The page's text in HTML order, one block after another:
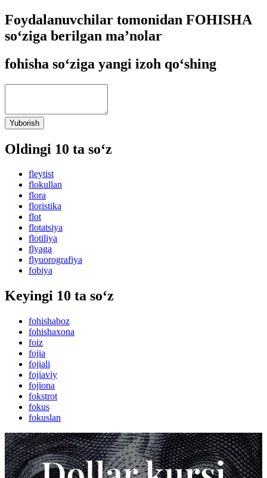
Foydalanuvchilar tomonidan FOHISHA
so‘ziga berilgan ma’nolar
fohisha so‘ziga yangi izoh qo‘shing
Yuborish
Oldingi 10 ta so‘z
fleytist
flokullan
flora
floristika
flot
flotatsiya
flotiliya
flyaga
flyuorografiya
fobiya
Keyingi 10 ta so‘z
fohishaboz
fohishaxona
foiz
fojia
fojiali
fojiaviy
fojiona
fokstrot
fokus
fokuslan